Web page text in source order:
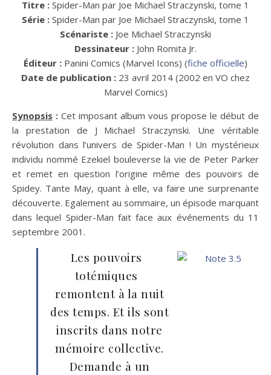
Titre : Spider-Man par Joe Michael Straczynski, tome 1
Série : Spider-Man par Joe Michael Straczynski, tome 1
Scénariste : Joe Michael Straczynski
Dessinateur : John Romita Jr.
Éditeur : Panini Comics (Marvel Icons) (fiche officielle)
Date de publication : 23 avril 2014 (2002 en VO chez
Marvel Comics)
Synopsis : Cet imposant album vous propose le début de
la prestation de J Michael Straczynski. Une véritable
révolution dans l’univers de Spider-Man ! Un mystérieux
individu nommé Ezekiel bouleverse la vie de Peter Parker
et remet en question l’origine même des pouvoirs de
Spidey. Tante May, quant à elle, va faire une surprenante
découverte. Egalement au sommaire, un épisode marquant
dans lequel Spider-Man fait face aux événements du 11
septembre 2001.
Les pouvoirs
totémiques
remontent à la nuit
des temps. Et ils sont
inscrits dans notre
mémoire collective.
Demande à un